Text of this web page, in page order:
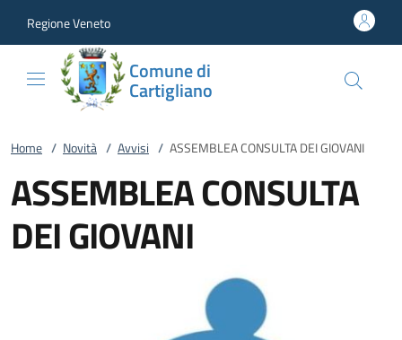
Regione Veneto
Comune di
Cartigliano
Home / Novità / Avvisi / ASSEMBLEA CONSULTA DEI GIOVANI
ASSEMBLEA CONSULTA
DEI GIOVANI